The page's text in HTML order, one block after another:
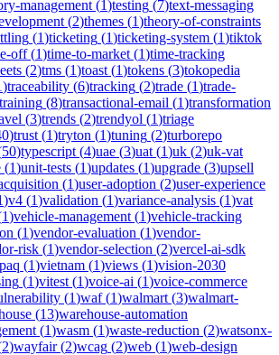
management (1)testing (7)text-messaging
(2)themes (1)theory-of-constraints
(1)ticketing (1)ticketing-system (1)tiktok
off(1)time-to-market (1)time-tracking
(2)tms (1)toast (1)tokens (3)tokopedia
)traceability (6)tracking (2)trade (1)trade-
training (8)transactional-email (1)transformation
(3)trends (2)trendyol (1)triage
)trust (1)tryton (1)tuning (2)turborepo
50)typescript (4)uae (3)uat (1)uk (2)uk-vat
(1)unit-tests (1)updates (1)upgrade (3)upsell
(1)user-adoption (2)user-experience
)v4 (1)validation (1)variance-analysis (1)vat
1)vehicle-management (1)vehicle-tracking
(1)vendor-evaluation (1)vendor-
risk (1)vendor-selection (2)vercel-ai-sdk
(1)vietnam (1)views (1)vision-2030
(1)vitest (1)voice-ai (1)voice-commerce
(1)waf(1)walmart (3)walmart-
(13)warehouse-automation
(1)wasm (1)waste-reduction (2)watsonx-
2)wayfair(2)wcag (2)web (1)web-design